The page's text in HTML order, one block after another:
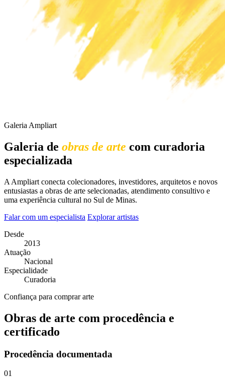
Galeria Ampliart
Galeria de obras de arte com curadoria
especializada
A Ampliart conecta colecionadores, investidores, arquitetos e novos
entusiastas a obras de arte selecionadas, atendimento consultivo e
uma experiência cultural no Sul de Minas.
Falar com um especialista Explorar artistas
Desde
2013
Atuação
Nacional
Especialidade
Curadoria
Confiança para comprar arte
Obras de arte com procedência e
certificado
Procedência documentada
01